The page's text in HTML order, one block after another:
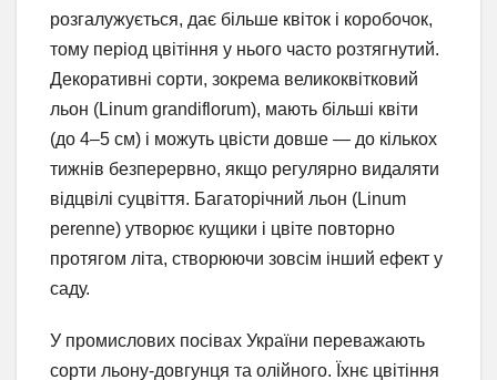
розгалужується, дає більше квіток і коробочок,
тому період цвітіння у нього часто розтягнутий.
Декоративні сорти, зокрема великоквітковий
льон (Linum grandiflorum), мають більші квіти
(до 4–5 см) і можуть цвісти довше — до кількох
тижнів безперервно, якщо регулярно видаляти
відцвілі суцвіття. Багаторічний льон (Linum
perenne) утворює кущики і цвіте повторно
протягом літа, створюючи зовсім інший ефект у
саду.
У промислових посівах України переважають
сорти льону-довгунця та олійного. Їхнє цвітіння